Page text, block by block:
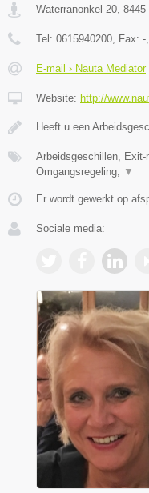
Waterranonkel 20 8445
Tel: 0615940200 , Fax: -
E-mail › Nauta Mediator
Website: http://
Heeft u een
Arbeidsgeschillen, Exit-
Omgangsregeling,
▼
Er wordt gewerkt op
Sociale media: